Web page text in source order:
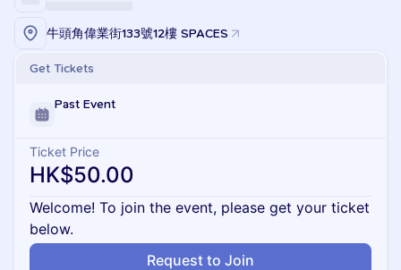
牛頭角偉業街133號12樓 SPACES
Get Tickets
Past Event
Ticket Price
HK$50.00
Welcome! To join the event, please get your ticket
below.
Request to Join